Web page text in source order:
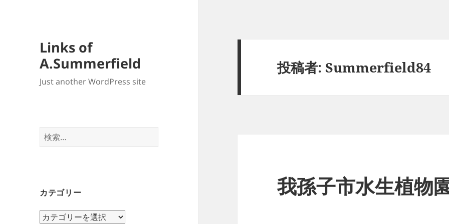
Links of
A.Summerfield
Just another WordPress site
検
索:
カテゴリー
カ
投稿者:Summerfield84
我孫子市水生植物